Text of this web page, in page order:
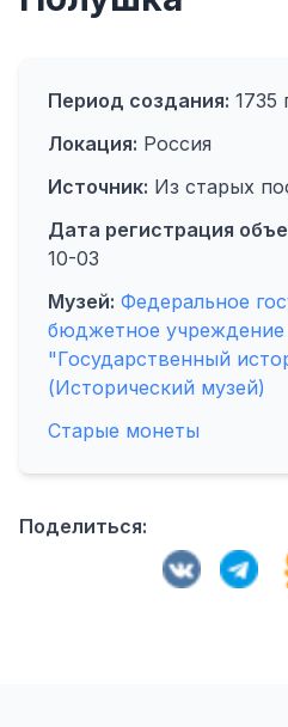
Период создания: 1735
Локация: Россия
Источник: Из старых
Дата регистрация
10-03
Музей: Федеральное
бюджетное учреждение
"Государственный
(Исторический музей)
Старые монеты
Поделиться: